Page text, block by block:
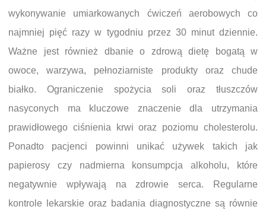
wykonywanie umiarkowanych ćwiczeń aerobowych co
najmniej pięć razy w tygodniu przez 30 minut dziennie.
Ważne jest również dbanie o zdrową dietę bogatą w
owoce, warzywa, pełnoziarniste produkty oraz chude
białko. Ograniczenie spożycia soli oraz tłuszczów
nasyconych ma kluczowe znaczenie dla utrzymania
prawidłowego ciśnienia krwi oraz poziomu cholesterolu.
Ponadto pacjenci powinni unikać używek takich jak
papierosy czy nadmierna konsumpcja alkoholu, które
negatywnie wpływają na zdrowie serca. Regularne
kontrole lekarskie oraz badania diagnostyczne są równie